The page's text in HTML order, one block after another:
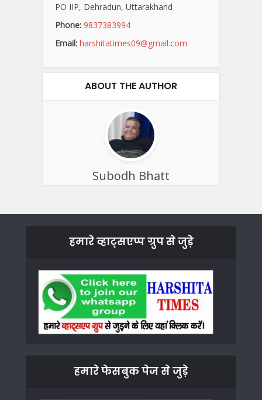
PO IIP, Dehradun, Uttarakhand
Phone: 9837383994
Email: harshitatimes09@gmail.com
ABOUT THE AUTHOR
Subodh Bhatt
हमारे व्हाट्सएप्प ग्रुप से जुड़े
हमारे फेसबुक पेज से जुड़े